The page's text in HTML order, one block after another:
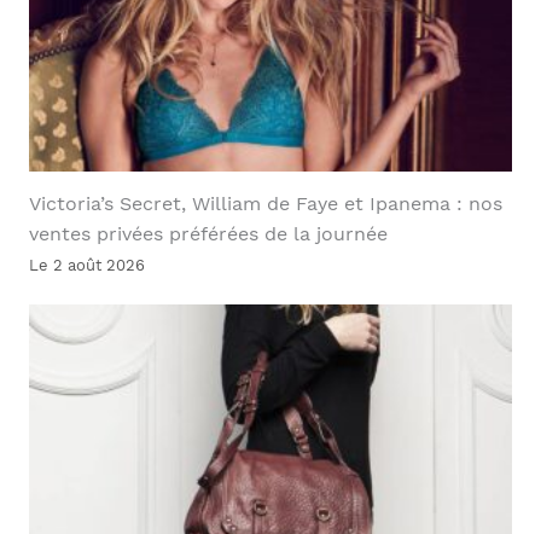
Victoria’s Secret, William de Faye et Ipanema : nos
ventes privées préférées de la journée
Le 2 août 2026